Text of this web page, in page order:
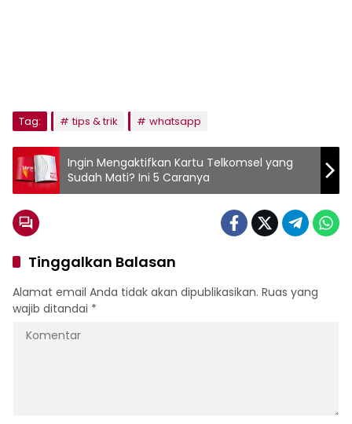
Tag: tips & trik whatsapp
Ingin Mengaktifkan Kartu Telkomsel yang
Sudah Mati? Ini 5 Caranya
Tinggalkan Balasan
Alamat email Anda tidak akan dipublikasikan. Ruas yang
wajib ditandai *